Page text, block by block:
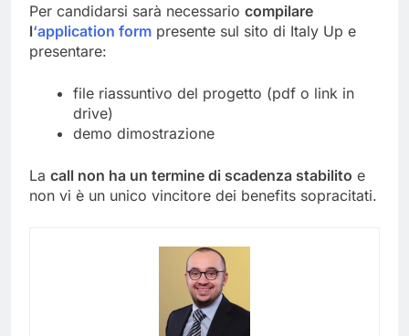
Per candidarsi sarà necessario compilare
l‘application form presente sul sito di Italy Up e
presentare:
file riassuntivo del progetto (pdf o link in
drive)
demo dimostrazione
La call non ha un termine di scadenza stabilito e
non vi è un unico vincitore dei benefits sopracitati.